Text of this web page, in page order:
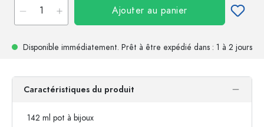
Ajouter au panier
Disponible immédiatement. Prêt à être expédié dans : 1 à 2 jours
Caractéristiques du produit
142 ml pot à bijoux